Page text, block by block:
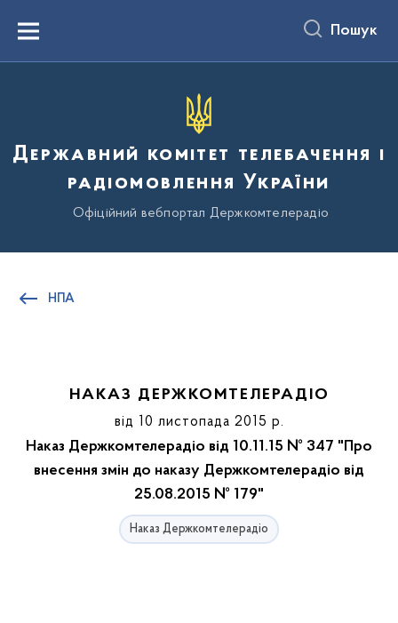
вмістуMenu Пошук
Державний комітет телебачення і
радіомовлення України
Офіційний вебпортал Держкомтелерадіо
НПА
НАКАЗ ДЕРЖКОМТЕЛЕРАДІО
від 10 листопада 2015 р.
Наказ Держкомтелерадіо від 10.11.15 № 347 "Про
внесення змін до наказу Держкомтелерадіо від
25.08.2015 № 179"
Наказ Держкомтелерадіо